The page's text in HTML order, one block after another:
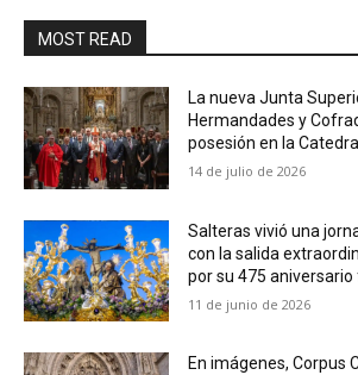
MOST READ
La nueva Junta
Hermandades y
posesión en la Catedral
14 de julio de 2026
Salteras vivió una
con la salida
por su 475 aniversario
11 de junio de 2026
En imágenes, Corpus